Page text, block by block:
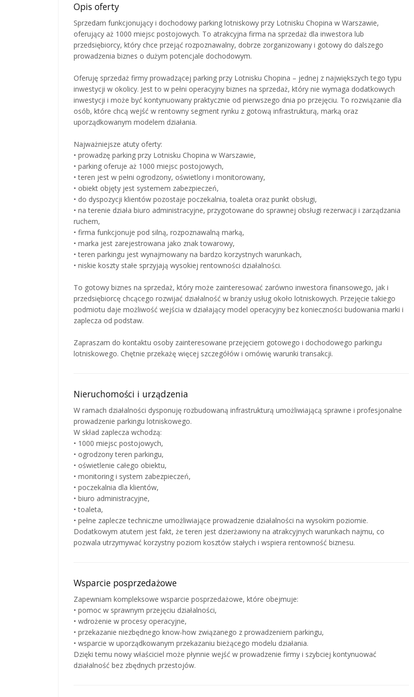
Opis oferty
Sprzedam funkcjonujący i dochodowy parking lotniskowy przy Lotnisku Chopina w Warszawie,
oferujący aż 1000 miejsc postojowych. To atrakcyjna firma na sprzedaż dla inwestora lub
przedsiębiorcy, który chce przejąć rozpoznawalny, dobrze zorganizowany i gotowy do dalszego
prowadzenia biznes o dużym potencjale dochodowym.
Oferuję sprzedaż firmy prowadzącej parking przy Lotnisku Chopina – jednej z największych tego typu
inwestycji w okolicy. Jest to w pełni operacyjny biznes na sprzedaż, który nie wymaga dodatkowych
inwestycji i może być kontynuowany praktycznie od pierwszego dnia po przejęciu. To rozwiązanie dla
osób, które chcą wejść w rentowny segment rynku z gotową infrastrukturą, marką oraz
uporządkowanym modelem działania.
Najważniejsze atuty oferty:
• prowadzę parking przy Lotnisku Chopina w Warszawie,
• parking oferuje aż 1000 miejsc postojowych,
• teren jest w pełni ogrodzony, oświetlony i monitorowany,
• obiekt objęty jest systemem zabezpieczeń,
• do dyspozycji klientów pozostaje poczekalnia, toaleta oraz punkt obsługi,
• na terenie działa biuro administracyjne, przygotowane do sprawnej obsługi rezerwacji i zarządzania
ruchem,
• firma funkcjonuje pod silną, rozpoznawalną marką,
• marka jest zarejestrowana jako znak towarowy,
• teren parkingu jest wynajmowany na bardzo korzystnych warunkach,
• niskie koszty stałe sprzyjają wysokiej rentowności działalności.
To gotowy biznes na sprzedaż, który może zainteresować zarówno inwestora finansowego, jak i
przedsiębiorcę chcącego rozwijać działalność w branży usług około lotniskowych. Przejęcie takiego
podmiotu daje możliwość wejścia w działający model operacyjny bez konieczności budowania marki i
zaplecza od podstaw.
Zapraszam do kontaktu osoby zainteresowane przejęciem gotowego i dochodowego parkingu
lotniskowego. Chętnie przekażę więcej szczegółów i omówię warunki transakcji.
Nieruchomości i urządzenia
W ramach działalności dysponuję rozbudowaną infrastrukturą umożliwiającą sprawne i profesjonalne
prowadzenie parkingu lotniskowego.
W skład zaplecza wchodzą:
• 1000 miejsc postojowych,
• ogrodzony teren parkingu,
• oświetlenie całego obiektu,
• monitoring i system zabezpieczeń,
• poczekalnia dla klientów,
• biuro administracyjne,
• toaleta,
• pełne zaplecze techniczne umożliwiające prowadzenie działalności na wysokim poziomie.
Dodatkowym atutem jest fakt, że teren jest dzierżawiony na atrakcyjnych warunkach najmu, co
pozwala utrzymywać korzystny poziom kosztów stałych i wspiera rentowność biznesu.
Wsparcie posprzedażowe
Zapewniam kompleksowe wsparcie posprzedażowe, które obejmuje:
• pomoc w sprawnym przejęciu działalności,
• wdrożenie w procesy operacyjne,
• przekazanie niezbędnego know-how związanego z prowadzeniem parkingu,
• wsparcie w uporządkowanym przekazaniu bieżącego modelu działania.
Dzięki temu nowy właściciel może płynnie wejść w prowadzenie firmy i szybciej kontynuować
działalność bez zbędnych przestojów.